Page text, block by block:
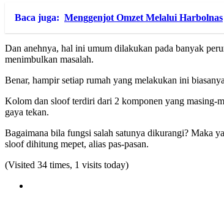
Baca juga: Menggenjot Omzet Melalui Harbolnas
Dan anehnya, hal ini umum dilakukan pada banyak
menimbulkan masalah.
Benar, hampir setiap rumah yang melakukan ini
Kolom dan sloof terdiri dari 2 komponen yang masing-
gaya tekan.
Bagaimana bila fungsi salah satunya dikurangi? Maka
sloof dihitung mepet, alias pas-pasan.
(Visited 34 times, 1 visits today)